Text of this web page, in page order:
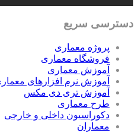
دسترسی سریع
پروژه معماری
فروشگاه معماری
آموزش معماری
آموزش نرم افزارهای
آموزش تری دی مکس
طرح معماری
دکوراسیون داخلی و خارجی
معماران